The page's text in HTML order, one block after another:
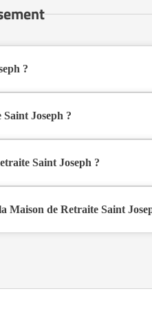
?
Joseph ?
Saint Joseph ?
Maison de Retraite Saint